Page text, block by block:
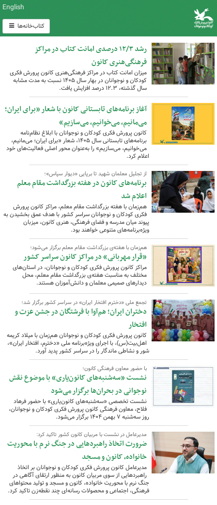
English
کتاب‌خانه‌ها
رشد ۱۲/۳ درصدی امانت کتاب در مراکز
فرهنگی‌هنری کانون
میزان امانت کتاب در مراکز فرهنگی‌هنری کانون پرورش فکری
کودکان و نوجوانان در بهار سال ۱۴۰۵ نسبت به مدت مشابه
سال گذشته، ۱۲.۳ درصد افزایش یافت.
آغاز برنامه‌های تابستانی کانون با شعار «برای ایران؛
می‌مانیم، می‌خوانیم، می‌سازیم»
کانون پرورش فکری کودکان و نوجوانان با ابلاغ نظام‌نامه
برنامه‌های تابستانی سال ۱۴۰۵، شعار «برای ایران؛ می‌مانیم،
می‌خوانیم، می‌سازیم» را به‌عنوان محور اصلی فعالیت‌های خود
اعلام کرد.
از تجلیل معلمان شهید تا برپایی «دیوار سپاس»؛
برنامه‌های کانون در هفته بزرگداشت مقام معلم
اعلام شد
هم‌زمان با هفته بزرگداشت مقام معلم، مراکز کانون پرورش
فکری کودکان و نوجوانان سراسر کشور با هدف عمق بخشیدن به
پیوند میان مدرسه و فضای فرهنگی، هنری کانون، میزبان
ویژه‌برنامه‌های متنوعی خواهند بود.
هم‌زمان با هفته‌ی بزرگداشت مقام معلم برگزار می‌شود؛
«قرار مهربانی» در مراکز کانون سراسر کشور
مراکز کانون پرورش فکری کودکان و نوجوانان، در استان‌های
مختلف به مناسبت هفته‌ی بزرگداشت مقام معلم، محل
دیدارهای صمیمی معلمان و دانش‌آموزان هستند.
تجمع ملی «دخترم افتخار ایران» در سراسر کشور برگزار شد؛
دختران ایران؛ هم‌آوا با فرشتگان در جشن عزت و
افتخار
کانون پرورش فکری کودکان و نوجوانان هم‌زمان با میلاد کریمه
اهل‌بیت(س)، با اجرای ویژه‌برنامه ملی «دخترم، افتخار ایران»،
شور و نشاطی ماندگار را در سراسر کشور پدید آورد.
با حضور معاون فرهنگی کانون؛
نشست «سه‌شنبه‌های کانون‌یاری» با موضوع نقش
نوجوانی در بحران‌ها برگزار می‌شود
نشست تخصصی «سه‌شنبه‌های کانون‌یاری» با حضور فرهاد
فلاح، معاون فرهنگی کانون پرورش فکری کودکان و نوجوانان،
روز سه‌شنبه ۷ بهمن ۱۴۰۴ برگزار می‌شود.
مدیرعامل در نشست با مربیان کانون کشور تاکید کرد:
ضرورت اتخاذ راهبردهایی در جنگ نرم با محوریت
خانواده، کانون و مسجد
مدیرعامل کانون پرورش فکری کودکان و نوجوانان بر اتخاذ
راهبردهایی از سوی مربیان کانون به منظور ارتقای آگاهی در
جنگ نرم با محوریت خانواده، کانون و مسجد و تولید محتواهای
فرهنگی، اجتماعی و محصولات رسانه‌ای چند نقطه‌زن تاکید کرد.